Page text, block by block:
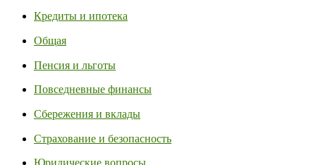
Кредиты и ипотека
Общая
Пенсия и льготы
Повседневные финансы
Сбережения и вклады
Страхование и безопасность